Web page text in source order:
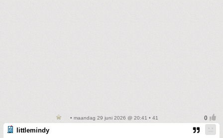
• maandag 29 juni 2026 @ 20:41 • 41
littlemindy